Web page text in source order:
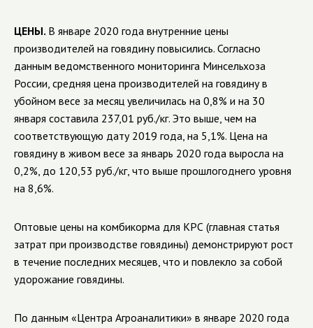
ЦЕНЫ. В январе 2020 года внутренние цены
производителей на говядину повысились. Согласно
данным ведомственного мониторинга Минсельхоза
России, средняя цена производителей на говядину в
убойном весе за месяц увеличилась на 0,8% и на 30
января составила 237,01 руб./кг. Это выше, чем на
соответствующую дату 2019 года, на 5,1%. Цена на
говядину в живом весе за январь 2020 года выросла на
0,2%, до 120,53 руб./кг, что выше прошлогоднего уровня
на 8,6%.
Оптовые цены на комбикорма для КРС (главная статья
затрат при производстве говядины) демонстрируют рост
в течение последних месяцев, что и повлекло за собой
удорожание говядины.
По данным «Центра Агроаналитики» в январе 2020 года